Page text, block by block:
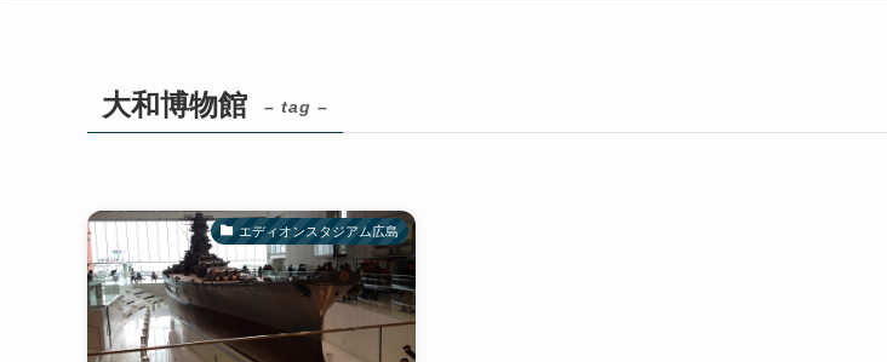
大和博物館 – tag –
エディオンスタジアム広島